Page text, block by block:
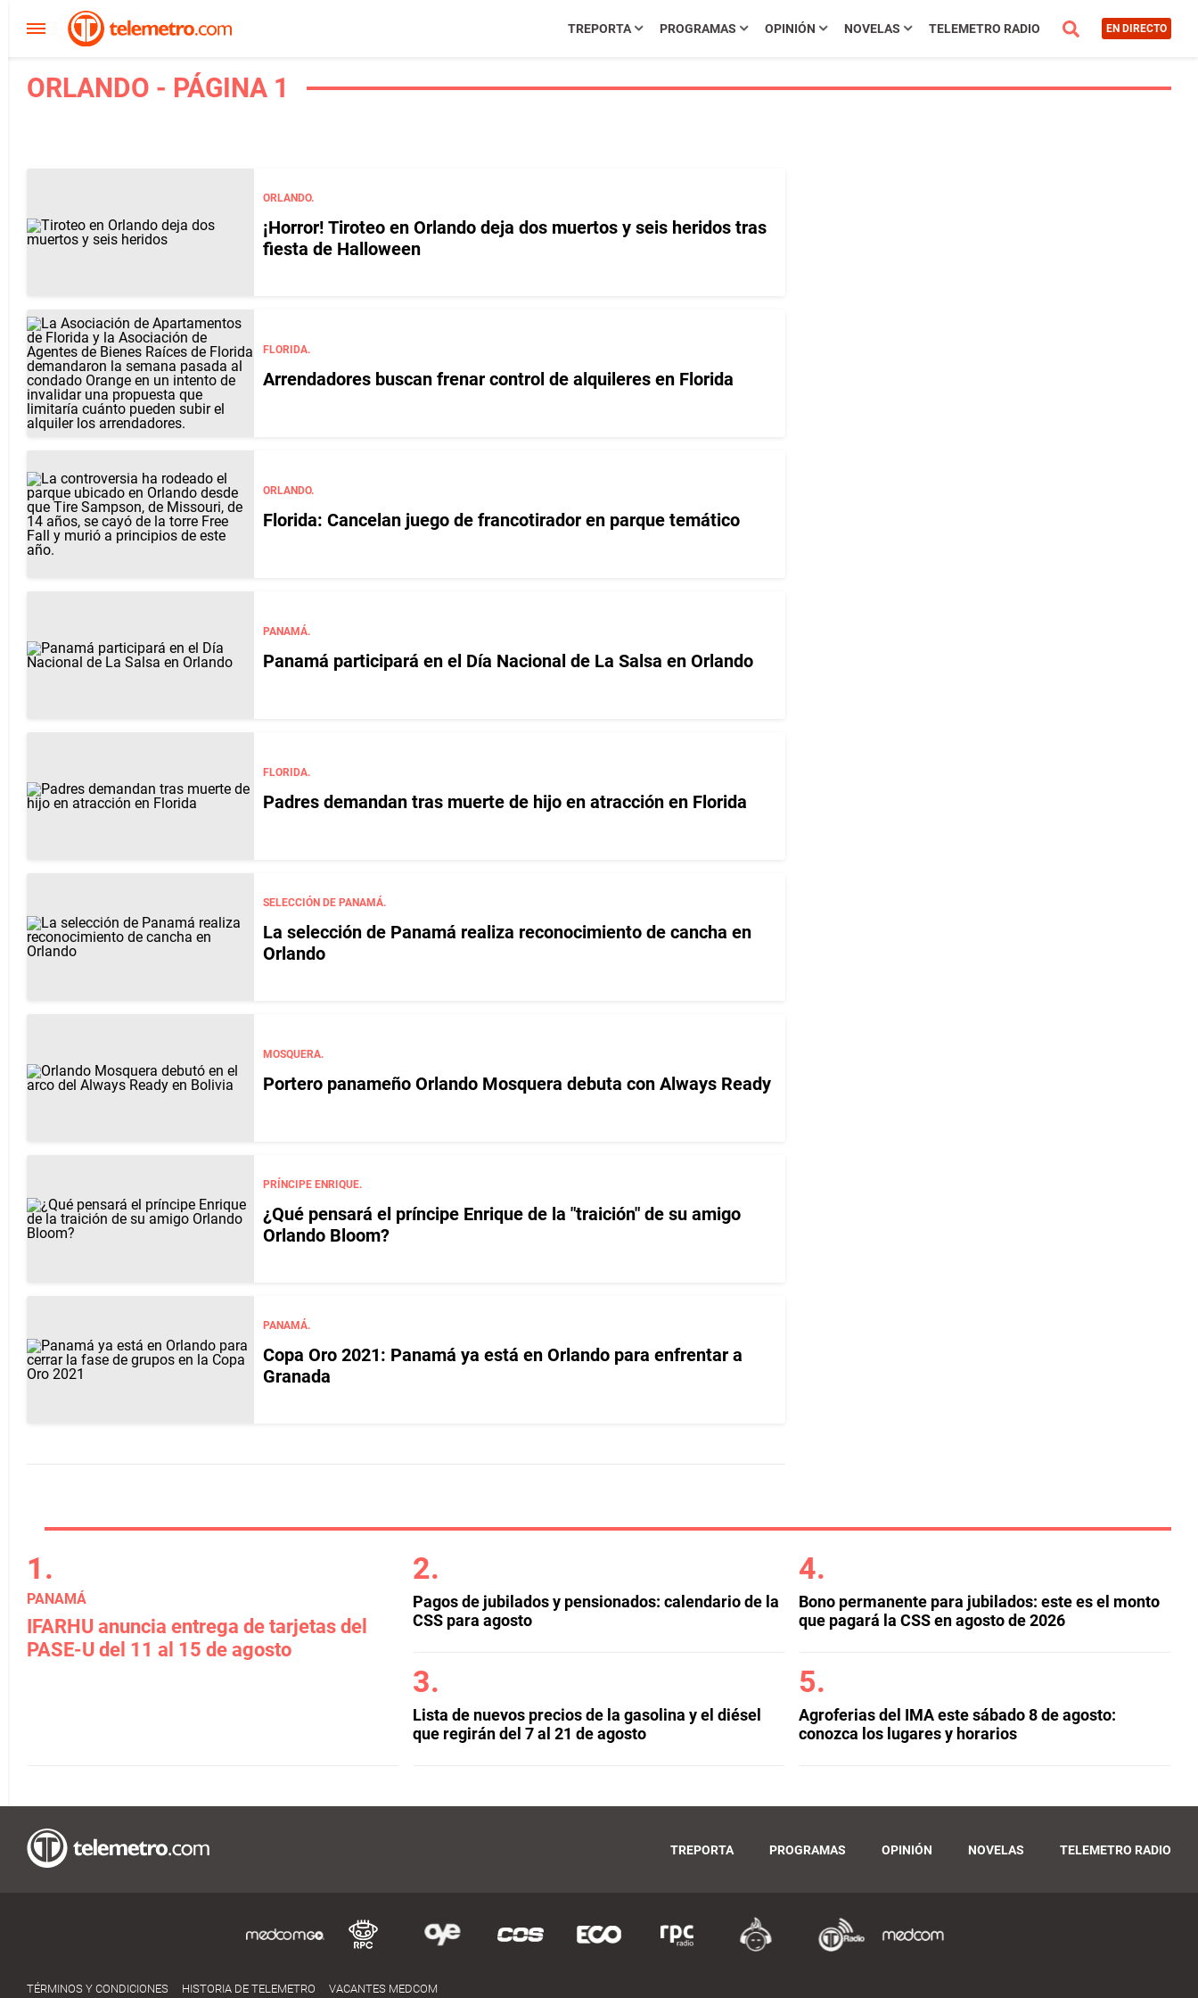
TREPORTA PROGRAMAS OPINIÓN NOVELAS TELEMETRO RADIO EN DIRECTO
ORLANDO - PÁGINA 1
ORLANDO.
¡Horror! Tiroteo en Orlando deja dos muertos y seis heridos tras
fiesta de Halloween
FLORIDA.
Arrendadores buscan frenar control de alquileres en Florida
ORLANDO.
Florida: Cancelan juego de francotirador en parque temático
PANAMÁ.
Panamá participará en el Día Nacional de La Salsa en Orlando
FLORIDA.
Padres demandan tras muerte de hijo en atracción en Florida
SELECCIÓN DE PANAMÁ.
La selección de Panamá realiza reconocimiento de cancha en
Orlando
MOSQUERA.
Portero panameño Orlando Mosquera debuta con Always Ready
PRÍNCIPE ENRIQUE.
¿Qué pensará el príncipe Enrique de la "traición" de su amigo
Orlando Bloom?
PANAMÁ.
Copa Oro 2021: Panamá ya está en Orlando para enfrentar a
Granada
PANAMÁ
IFARHU anuncia entrega de tarjetas del
PASE-U del 11 al 15 de agosto
Pagos de jubilados y pensionados: calendario de la
CSS para agosto
Lista de nuevos precios de la gasolina y el diésel
que regirán del 7 al 21 de agosto
Bono permanente para jubilados: este es el monto
que pagará la CSS en agosto de 2026
Agroferias del IMA este sábado 8 de agosto:
conozca los lugares y horarios
TREPORTA PROGRAMAS OPINIÓN NOVELAS TELEMETRO RADIO
TÉRMINOS Y CONDICIONES HISTORIA DE TELEMETRO VACANTES MEDCOM